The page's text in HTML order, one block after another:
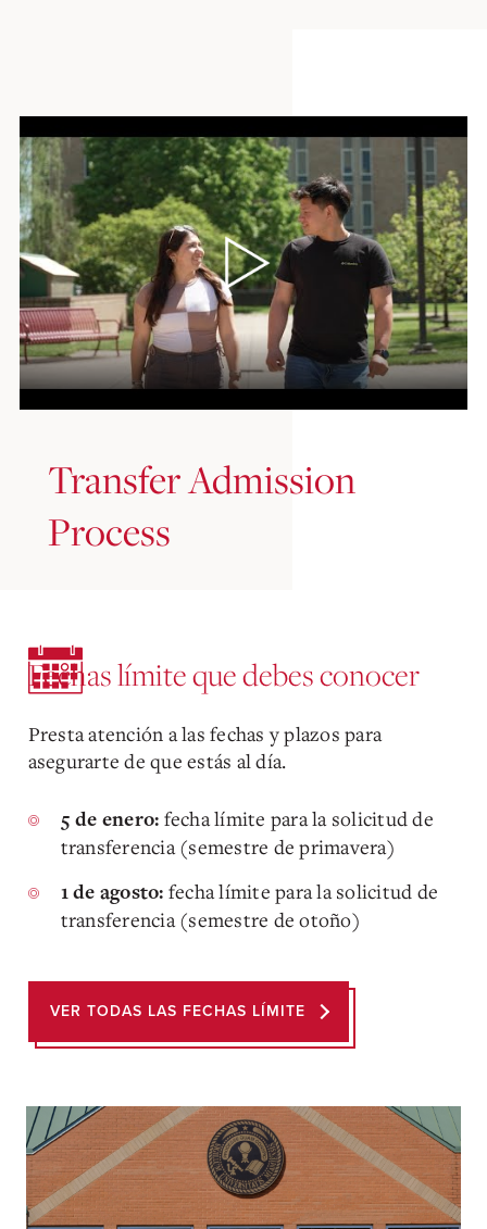
Transfer Admission
Process
Fechas límite que debes conocer
Presta atención a las fechas y plazos para
asegurarte de que estás al día.
5 de enero: fecha límite para la solicitud de
transferencia (semestre de primavera)
1 de agosto: fecha límite para la solicitud de
transferencia (semestre de otoño)
VER TODAS LAS FECHAS LÍMITE